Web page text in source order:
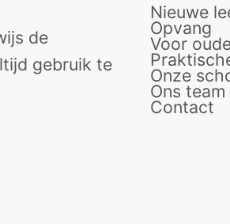
de
gebruik te
Nieuwe
Opvang
Voor
Onze
Ons team
Contact